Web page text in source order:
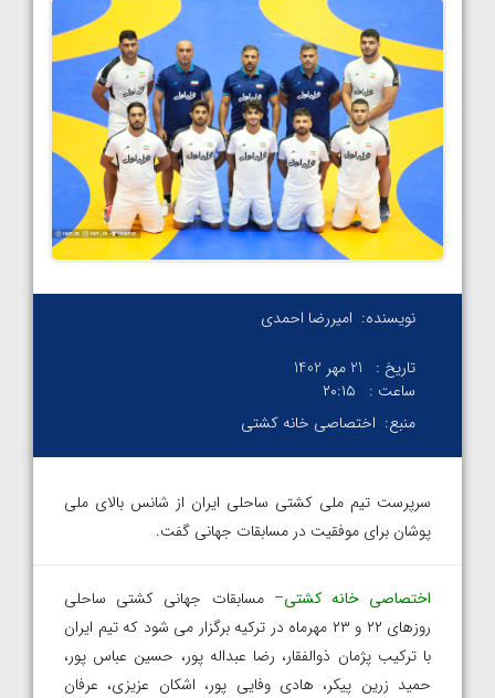
نویسنده: امیررضا احمدی
تاریخ :
21 مهر 1402
ساعت :
۲۰:۱۵
منبع: اختصاصی خانه کشتی
سرپرست تیم ملی کشتی ساحلی ایران از شانس بالای ملی
پوشان برای موفقیت در مسابقات جهانی گفت.
اختصاصی خانه کشتی– مسابقات جهانی کشتی ساحلی
روزهای ۲۲ و ۲۳ مهرماه در ترکیه برگزار می شود که تیم ایران
با ترکیب پژمان ذوالفقار، رضا عبداله پور، حسین عباس پور،
حمید زرین پیکر، هادی وفایی پور، اشکان عزیزی، عرفان